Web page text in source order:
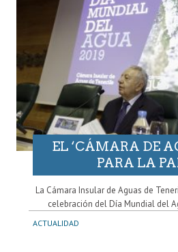
EL ‘CÁMARA DE
PARA LA
La Cámara Insular de Aguas de
celebración del Día Mundial del
ACTUALIDAD